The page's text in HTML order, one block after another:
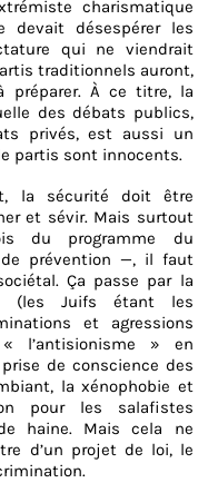
charismatique
devait désespérer les
qui ne viendrait
traditionnels auront,
préparer. À ce titre, la
des débats publics,
privés, est aussi un
partis sont innocents.
la sécurité doit être
et sévir. Mais surtout
du programme du
prévention —, il faut
Ça passe par la
(les Juifs étant les
et agressions
l’antisionisme » en
de conscience des
la xénophobie et
pour les salafistes
haine. Mais cela ne
d’un projet de loi, le